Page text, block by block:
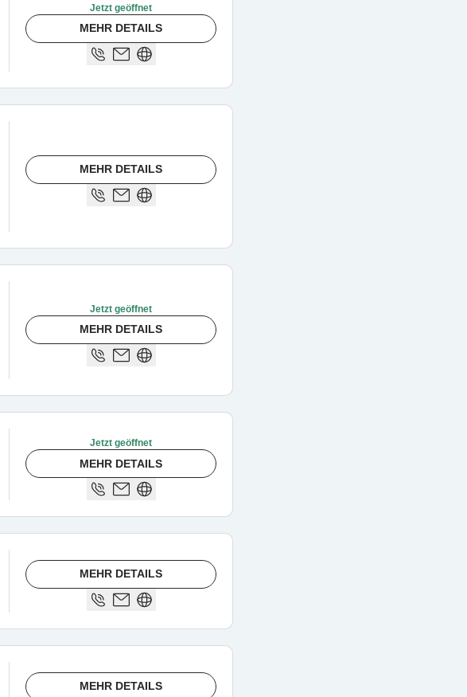
Jetzt geöffnet
MEHR DETAILS
MEHR DETAILS
Jetzt geöffnet
MEHR DETAILS
Jetzt geöffnet
MEHR DETAILS
MEHR DETAILS
MEHR DETAILS